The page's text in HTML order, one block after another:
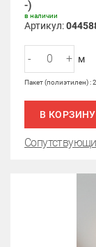
-)
в наличии
Артикул:
- + м
Пакет (полиэтилен) :
В КОРЗИНУ